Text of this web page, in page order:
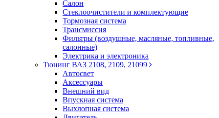
Салон
Стеклоочистители и комплектующие
Тормозная система
Трансмиссия
Фильтры (воздушные, масляные, топливные,
салонные)
Электрика и электроника
Тюнинг ВАЗ 2108, 2109, 21099
Автосвет
Аксессуары
Внешний вид
Впускная система
Выхлопная система